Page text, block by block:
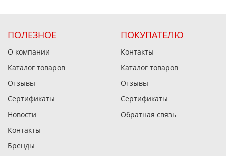
ПОЛЕЗНОЕ
О компании
Каталог товаров
Отзывы
Сертификаты
Новости
Контакты
Бренды
ПОКУПАТЕЛЮ
Контакты
Каталог товаров
Отзывы
Сертификаты
Обратная связь